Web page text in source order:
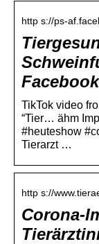
http s://ps-
Facebook
TikTok video
“Tier… ähm
#heuteshow
Tierarzt …
http s://
Corona-